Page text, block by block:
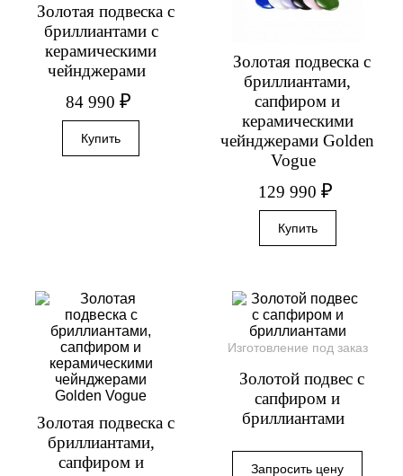
Золотая подвеска с
бриллиантами с
керамическими
чейнджерами
84 990₽
Золотая подвеска с
бриллиантами,
сапфиром и
керамическими
чейнджерами Golden
Vogue
129 990 ₽
Золотая подвеска с
бриллиантами,
сапфиром и
Изготовление под заказ
Золотой подвес с
сапфиром и
бриллиантами